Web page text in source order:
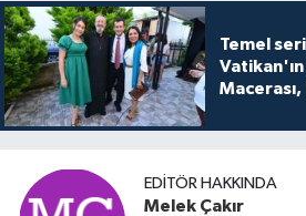
Temel
Macerası,
buluşuyo
EDITÖR HAKKINDA
Melek Çakır